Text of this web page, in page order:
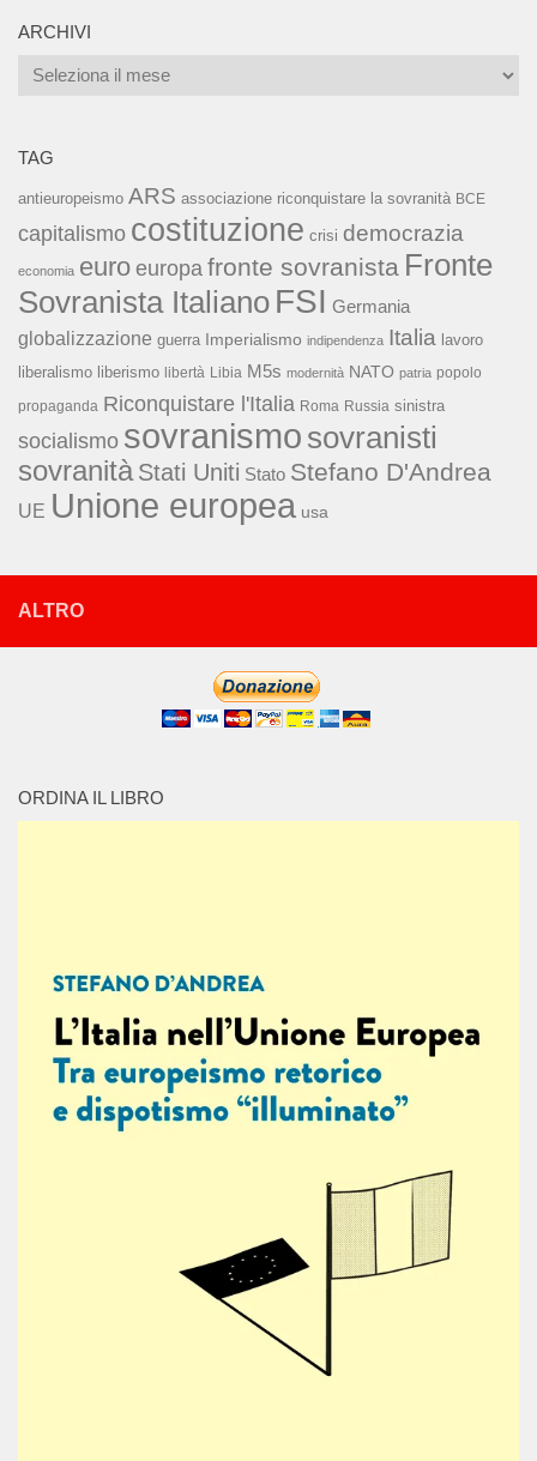
ARCHIVI
Archivi
TAG
antieuropeismo ARS associazione riconquistare la sovranità BCE
capitalismo costituzione crisi democrazia
economia euro europa fronte sovranista Fronte
Sovranista Italiano FSI Germania
globalizzazione guerra Imperialismo indipendenza Italia lavoro
liberalismo liberismo libertà Libia M5s modernità NATO patria popolo
propaganda Riconquistare l'Italia Roma Russia sinistra
socialismo sovranismo sovranisti
sovranità Stati Uniti Stato Stefano D'Andrea
UE Unione europea usa
ALTRO
ORDINA IL LIBRO